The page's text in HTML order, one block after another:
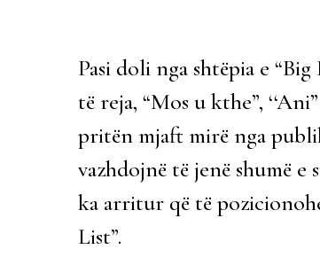
Pasi doli nga shtëpia e
të reja, “Mos u kthe”,
pritën mjaft mirë nga
vazhdojnë të jenë shumë e
ka arritur që të
List”.